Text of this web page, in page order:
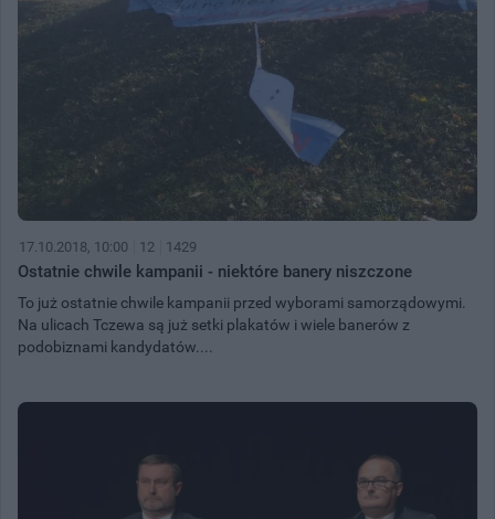
17.10.2018, 10:00 12 1429
Ostatnie chwile kampanii - niektóre banery niszczone
To już ostatnie chwile kampanii przed wyborami samorządowymi.
Na ulicach Tczewa są już setki plakatów i wiele banerów z
podobiznami kandydatów....